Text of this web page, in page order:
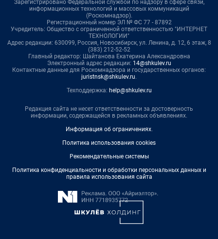
Зарегистрировано Федеральной службой по надзору в сфере связи,
информационных технологий и массовых коммуникаций
(Роскомнадзор).
Регистрационный номер ЭЛ № ФС 77 - 87892
Учредитель: Общество с ограниченной ответственностью "ИНТЕРНЕТ
ТЕХНОЛОГИИ"
Адрес редакции: 630099, Россия, Новосибирск, ул. Ленина, д. 12, 6 этаж, 8
(383) 212-52-52
Главный редактор: Шайтанова Екатерина Александровна
Электронный адрес редакции: 14@shkulev.ru
Контактные данные для Роскомнадзора и государственных органов:
juristnsk@shkulev.ru.
Техподдержка: help@shkulev.ru
Редакция сайта не несет ответственности за достоверность
информации, содержащейся в рекламных объявлениях.
Информация об ограничениях.
Политика использования cookies
Рекомендательные системы
Политика конфиденциальности и обработки персональных данных и
правила использования сайта